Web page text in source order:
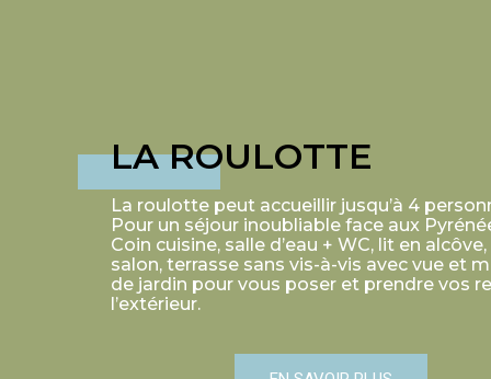
LA ROULOTTE
La roulotte peut accueillir jusqu’à 4
Pour un séjour inoubliable face aux
Coin cuisine, salle d’eau + WC, lit en
salon, terrasse sans vis-à-vis avec vue et
de jardin pour vous poser et prendre vos
l’extérieur.